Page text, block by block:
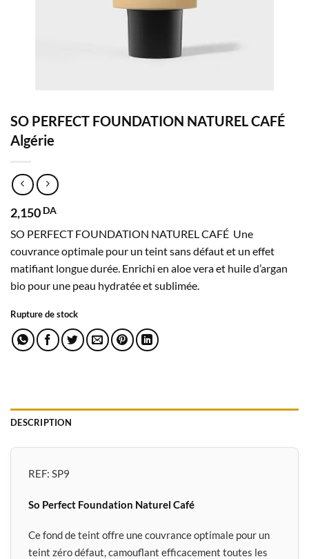
SO PERFECT FOUNDATION NATUREL CAFÉ
Algérie
2,150 DA
SO PERFECT FOUNDATION NATUREL CAFÉ Une
couvrance optimale pour un teint sans défaut et un effet
matifiant longue durée. Enrichi en aloe vera et huile d’argan
bio pour une peau hydratée et sublimée.
Rupture de stock
DESCRIPTION
REF: SP9
So Perfect Foundation Naturel Café
Ce fond de teint offre une couvrance optimale pour un
teint zéro défaut, camouflant efficacement toutes les